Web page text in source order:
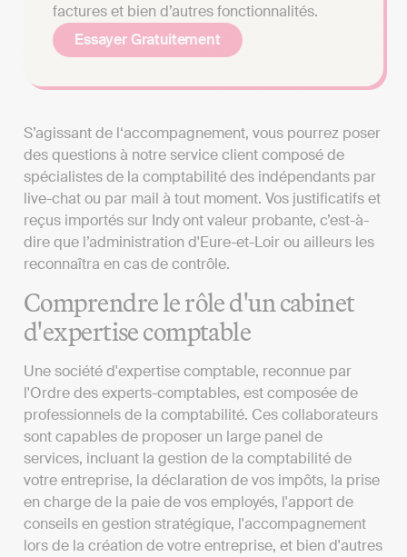
factures et bien d’autres fonctionnalités.
Essayer Gratuitement
S’agissant de l‘accompagnement, vous pourrez poser
des questions à notre service client composé de
spécialistes de la comptabilité des indépendants par
live-chat ou par mail à tout moment. Vos justificatifs et
reçus importés sur Indy ont valeur probante, c’est-à-
dire que l’administration d'Eure-et-Loir ou ailleurs les
reconnaîtra en cas de contrôle.
Comprendre le rôle d'un cabinet
d'expertise comptable
Une société d'expertise comptable, reconnue par
l'Ordre des experts-comptables, est composée de
professionnels de la comptabilité. Ces collaborateurs
sont capables de proposer un large panel de
services, incluant la gestion de la comptabilité de
votre entreprise, la déclaration de vos impôts, la prise
en charge de la paie de vos employés, l'apport de
conseils en gestion stratégique, l'accompagnement
lors de la création de votre entreprise, et bien d'autres